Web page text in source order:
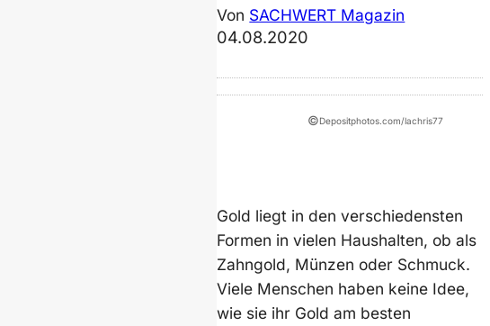
Von SACHWERT Magazin
04.08.2020
©Depositphotos.com/lachris77
Gold liegt in den verschiedensten
Formen in vielen Haushalten, ob als
Zahngold, Münzen oder Schmuck.
Viele Menschen haben keine Idee,
wie sie ihr Gold am besten